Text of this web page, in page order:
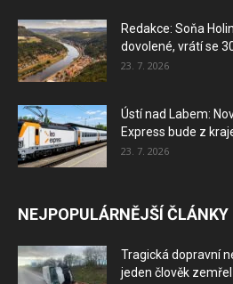
Redakce: Soňa
dovolené, vrátí se
23. 7. 2026
Ústí nad Labem:
Express bude z
23. 7. 2026
NEJPOPULÁRNĚJŠÍ ČLÁNKY
Tragická dopravní
jeden člověk zemřel